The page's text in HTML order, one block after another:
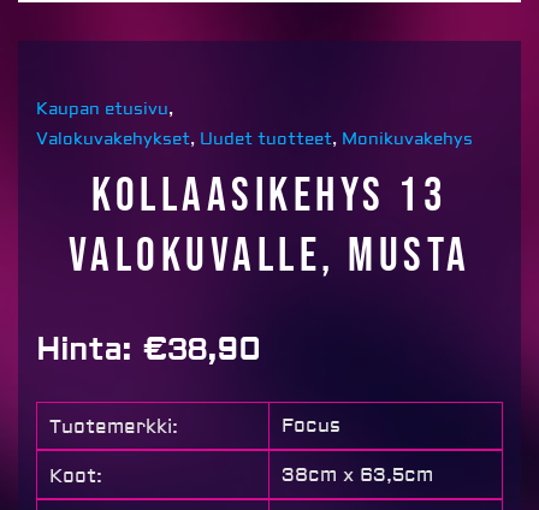
Kaupan etusivu,
Valokuvakehykset, Uudet tuotteet, Monikuvakehys
Kollaasikehys 13
valokuvalle, musta
Hinta: €38,90
Tuotemerkki: Focus
Koot: 38cm x 63,5cm